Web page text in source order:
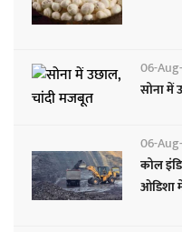
06-
सोना में
06-
कोल
ओडिशा